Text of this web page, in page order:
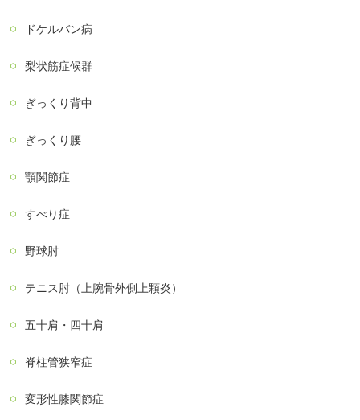
ドケルバン病
梨状筋症候群
ぎっくり背中
ぎっくり腰
顎関節症
すべり症
野球肘
テニス肘（上腕骨外側上顆炎）
五十肩・四十肩
脊柱管狭窄症
変形性膝関節症